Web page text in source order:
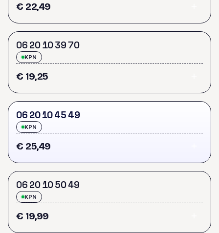
€ 22,49
06 20103970
KPN
€ 19,25
06 201045 49
KPN
€ 25,49
06 20105049
KPN
€ 19,99